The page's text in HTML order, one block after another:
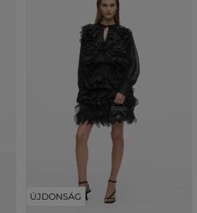
ÚJDONSÁG